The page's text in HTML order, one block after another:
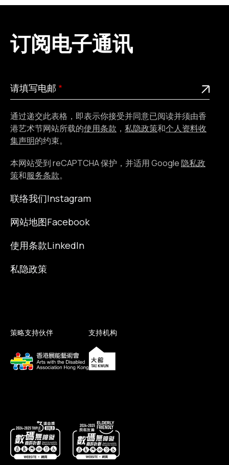
订阅电子通讯
请
填
写
电
邮
此为必填栏位
请填写电邮
通过递交此表格，即表示你接受并同意已阅读并须由香
港艺术节网站所载的使用条款 ， 私隐政策和个人资料收
集声明的约束。
本网站受到 reCAPTCHA 保护，并适用 Google隐私政
策和服务条款。
联络我们
网站地图
使用条款
私隐政策
Instagram
Facebook
LinkedIn
策略支持伙伴 支持机构